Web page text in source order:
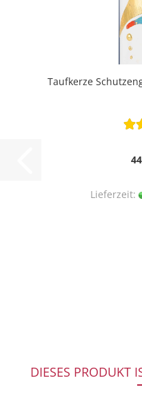
Taufkerze
Lieferzeit:
DIESES PRODUKT